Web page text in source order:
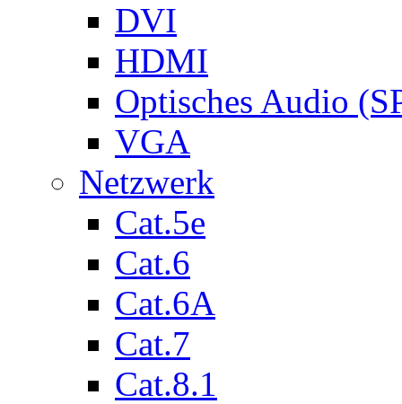
DVI
HDMI
Optisches Audio
VGA
Netzwerk
Cat.5e
Cat.6
Cat.6A
Cat.7
Cat.8.1